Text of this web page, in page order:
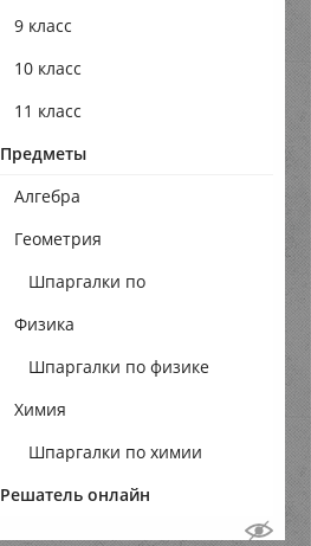
9 класс
10 класс
11 класс
Предметы
Алгебра
Геометрия
Шпаргалки по
геометрии
Физика
Шпаргалки по физике
Химия
Шпаргалки по химии
Решатель онлайн